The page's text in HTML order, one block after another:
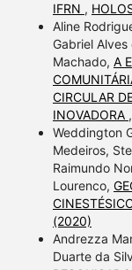
IFRN ,
Aline
Gabriel
Machado, A
CIRCULAR
INOVADORA ,
Weddington
Medeiros,
Raimundo
Lourenco,
(2020)
Andrezza
Duarte da